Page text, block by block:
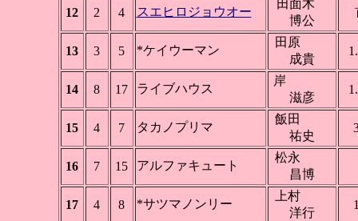
12 2 4 スエヒロジョウオー
田面木
博公
13 3 5 *ケイウーマン
田原
成貴
14 8 17 ライブハウス
岸
滋彦
15 4 7 タカノプリマ
飯田
祐史
16 7 15 アルファキュート
松永
昌博
17 4 8 *サツマノンリー
上村
洋行